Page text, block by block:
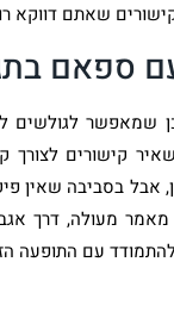
שאתם דווקא
ספאם
שמאפשר לגולשים
קישורים לצורך
אבל בסביבה שאין
מאמר מעולה, דרך
עם התופעה